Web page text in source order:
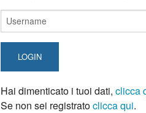
LOGIN
Hai dimenticato i tuoi dati, clicca
Se non sei registratoclicca qui.